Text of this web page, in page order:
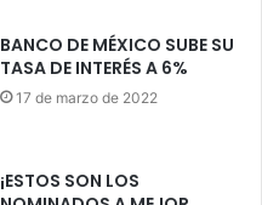
BANCO DE MÉXICO SUBE SU
TASA DE INTERÉS A 6%
17 de marzo de 2022
¡ESTOS SON LOS